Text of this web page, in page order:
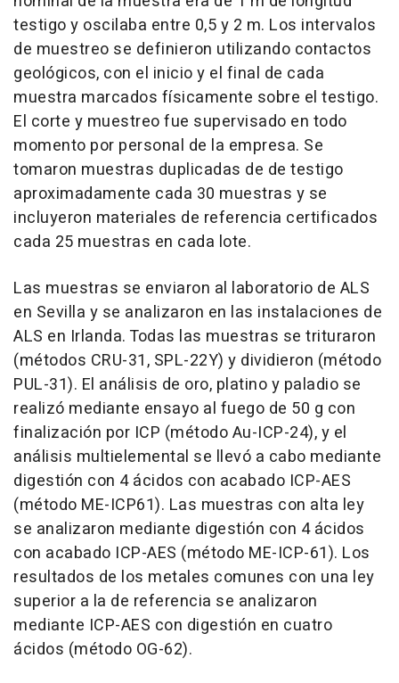
testigo y oscilaba entre 0,5 y 2 m. Los intervalos
de muestreo se definieron utilizando contactos
geológicos, con el inicio y el final de cada
muestra marcados físicamente sobre el testigo.
El corte y muestreo fue supervisado en todo
momento por personal de la empresa. Se
tomaron muestras duplicadas de de testigo
aproximadamente cada 30 muestras y se
incluyeron materiales de referencia certificados
cada 25 muestras en cada lote.
Las muestras se enviaron al laboratorio de ALS
en Sevilla y se analizaron en las instalaciones de
ALS en Irlanda. Todas las muestras se trituraron
(métodos CRU-31, SPL-22Y) y dividieron (método
PUL-31). El análisis de oro, platino y paladio se
realizó mediante ensayo al fuego de 50 g con
finalización por ICP (método Au-ICP-24), y el
análisis multielemental se llevó a cabo mediante
digestión con 4 ácidos con acabado ICP-AES
(método ME-ICP61). Las muestras con alta ley
se analizaron mediante digestión con 4 ácidos
con acabado ICP-AES (método ME-ICP-61). Los
resultados de los metales comunes con una ley
superior a la de referencia se analizaron
mediante ICP-AES con digestión en cuatro
ácidos (método OG-62).